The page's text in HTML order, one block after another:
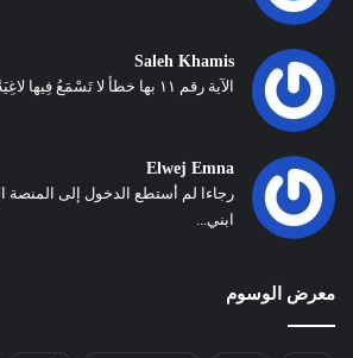
Saleh Khamis
الآية رقم ١١ بها خطأ لا تَسْمَعُ فِيها لاغِيَةً لقد ضمت التا...
Elwej Emna
رجاءا لم أستطع الدخول إلى المنصة
ابني...
معرض الوسوم